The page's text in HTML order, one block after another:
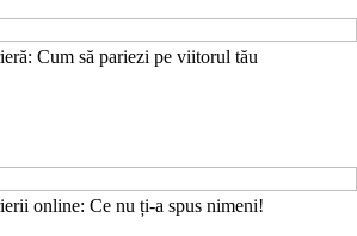
Cum să pariezi pe viitorul tău
online: Ce nu ți-a spus nimeni!